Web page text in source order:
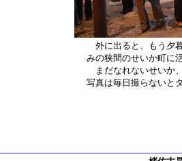
外に出ると、もう夕
みの狭間のせいか町に
まだなれないせいか
写真は毎日撮らないと